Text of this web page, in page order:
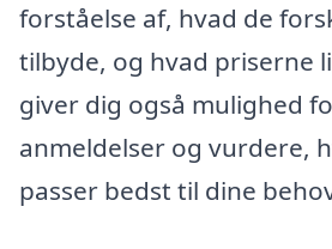
forståelse af, hvad de
tilbyde, og hvad priserne
giver dig også mulighed
anmeldelser og vurdere,
passer bedst til dine